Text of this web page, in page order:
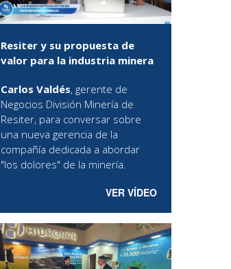
Resiter y su propuesta de
valor para la industria minera
Carlos Valdés, gerente de
Negocios División Minería de
Resiter, para conversar sobre
una nueva gerencia de la
compañía dedicada a abordar
"los dolores" de la minería.
VER VÍDEO